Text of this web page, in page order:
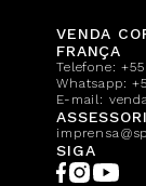
VENDA
FRANÇA
Telefone:
Whatsapp:
E-mail:
SIGA